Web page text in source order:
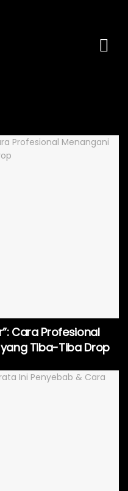
Cara Profesional
Tiba-Tiba Drop